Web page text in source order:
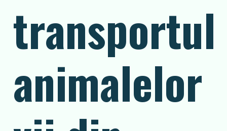
transportul
animalelor